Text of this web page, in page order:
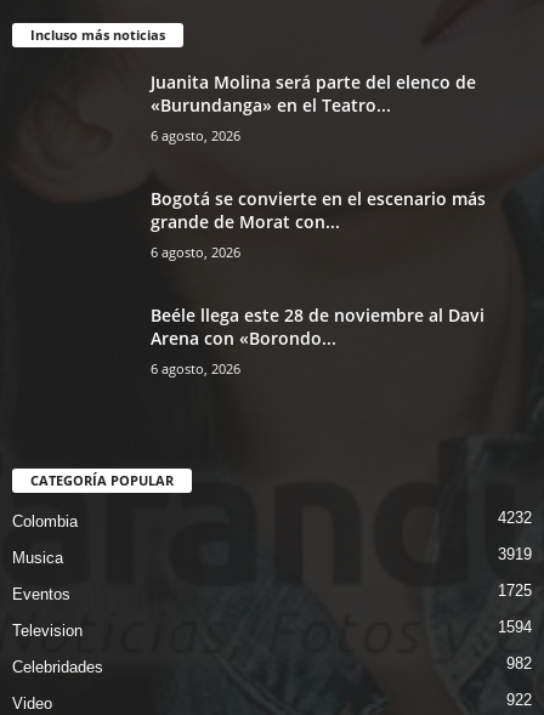
Incluso más noticias
Juanita Molina será parte del elenco de
«Burundanga» en el Teatro...
6 agosto, 2026
Bogotá se convierte en el escenario más
grande de Morat con...
6 agosto, 2026
Beéle llega este 28 de noviembre al Davi
Arena con «Borondo...
6 agosto, 2026
CATEGORÍA POPULAR
Colombia 4232
Musica 3919
Eventos 1725
Television 1594
Celebridades 982
Video 922